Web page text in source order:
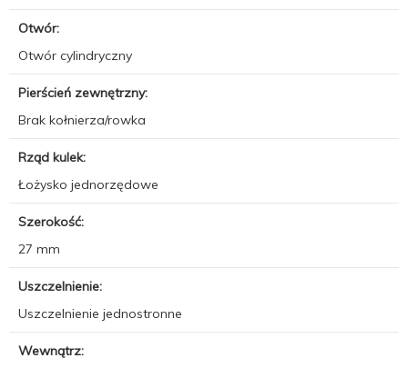
Otwór:
Otwór cylindryczny
Pierścień zewnętrzny:
Brak kołnierza/rowka
Rząd kulek:
Łożysko jednorzędowe
Szerokość:
27 mm
Uszczelnienie:
Uszczelnienie jednostronne
Wewnątrz: